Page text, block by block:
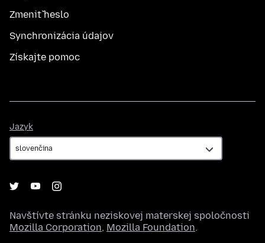
Zmeniť heslo
Synchronizácia údajov
Získajte pomoc
Jazyk
Navštívte stránku neziskovej materskej spoločnosti
Mozilla Corporation, Mozilla Foundation.